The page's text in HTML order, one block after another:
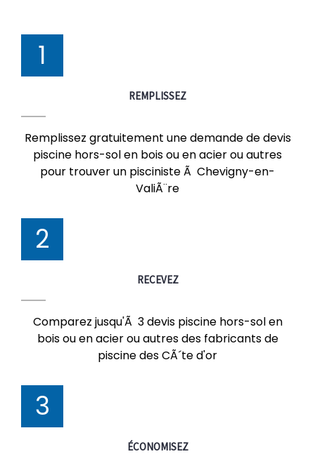
1
REMPLISSEZ
Remplissez gratuitement une demande de devis
piscine hors-sol en bois ou en acier ou autres
pour trouver un pisciniste Ã Chevigny-en-
ValiÃ¨re
2
RECEVEZ
Comparez jusqu'Ã 3 devis piscine hors-sol en
bois ou en acier ou autres des fabricants de
piscine des CÃ´te d'or
3
ÉCONOMISEZ